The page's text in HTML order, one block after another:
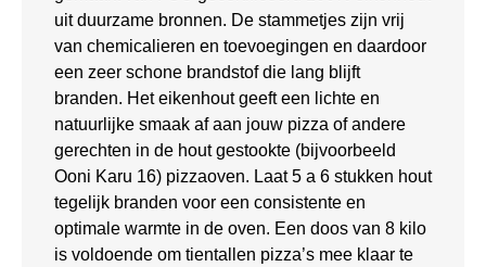
uit duurzame bronnen. De stammetjes zijn vrij
van chemicalieren en toevoegingen en daardoor
een zeer schone brandstof die lang blijft
branden. Het eikenhout geeft een lichte en
natuurlijke smaak af aan jouw pizza of andere
gerechten in de hout gestookte (bijvoorbeeld
Ooni Karu 16) pizzaoven. Laat 5 a 6 stukken hout
tegelijk branden voor een consistente en
optimale warmte in de oven. Een doos van 8 kilo
is voldoende om tientallen pizza’s mee klaar te